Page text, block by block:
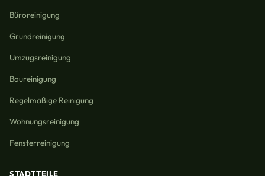
Büroreinigung
Grundreinigung
Umzugsreinigung
Baureinigung
Regelmäßige Reinigung
Wohnungsreinigung
Fensterreinigung
STADTTEILE